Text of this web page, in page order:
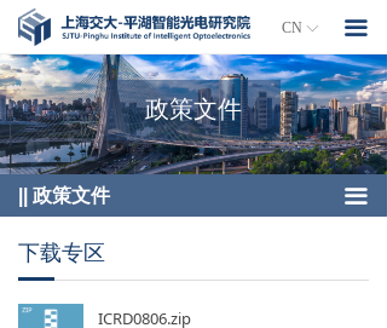
끀
首页
研究院简介
组织架构
人才服务
封测平台
项目孵化
ꀅ
CN
下载专区
ICRD0806.zip
政策文件
|| 政策文件 끀
文件管理
下载专区